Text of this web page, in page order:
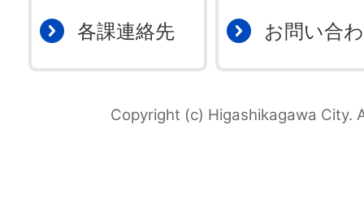
各課連絡先 お問い合
Copyright (c) Higashikagawa City.